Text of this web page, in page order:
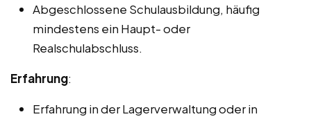
Abgeschlossene Schulausbildung, häufig
mindestens ein Haupt- oder
Realschulabschluss.
Erfahrung:
Erfahrung in der Lagerverwaltung oder in